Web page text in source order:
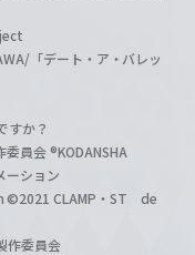
「デート・ア・バレッ
すか？
員会 ®KODANSHA
ーション
©2021 CLAMP・ST de
作委員会